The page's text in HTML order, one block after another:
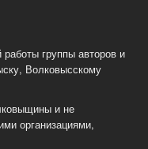
группы авторов и
Волковысскому
и не
организациями,